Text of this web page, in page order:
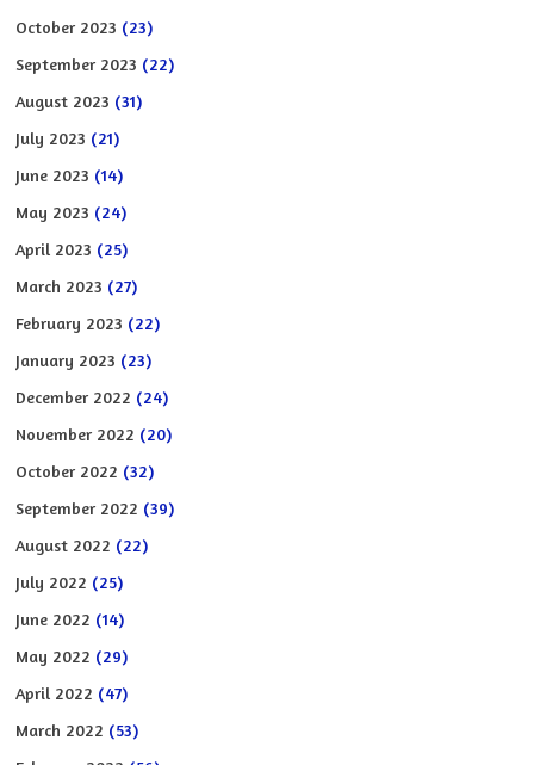
October 2023 (23)
September 2023 (22)
August 2023 (31)
July 2023 (21)
June 2023 (14)
May 2023 (24)
April 2023 (25)
March 2023 (27)
February 2023 (22)
January 2023 (23)
December 2022 (24)
November 2022 (20)
October 2022 (32)
September 2022 (39)
August 2022 (22)
July 2022 (25)
June 2022 (14)
May 2022 (29)
April 2022 (47)
March 2022 (53)